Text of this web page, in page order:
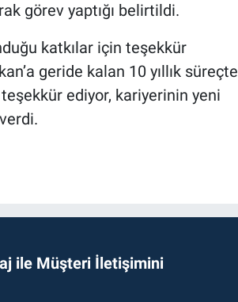
görev yaptığı belirtildi.
katkılar için teşekkür
geride kalan 10 yıllık süreçte
ediyor, kariyerinin yeni
ile Müşteri İletişimini